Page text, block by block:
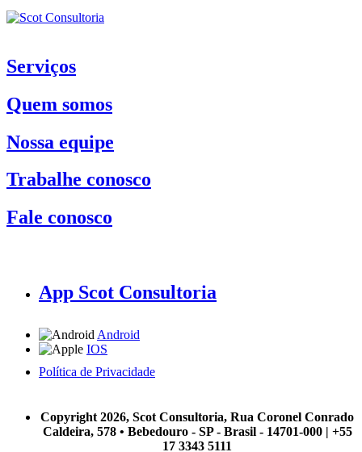
Serviços
Quem somos
Nossa equipe
Trabalhe conosco
Fale conosco
App Scot Consultoria
Android
IOS
Política de Privacidade
Copyright 2026, Scot Consultoria, Rua Coronel Conrado
Caldeira, 578 • Bebedouro - SP - Brasil - 14701-000 | +55
17 3343 5111